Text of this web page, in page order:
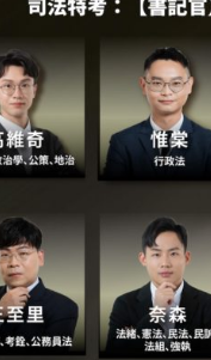
等傳統公職函授，
習節奏，